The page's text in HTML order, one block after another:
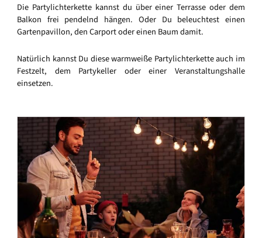
Die Partylichterkette kannst du über einer Terrasse oder dem
Balkon frei pendelnd hängen. Oder Du beleuchtest einen
Gartenpavillon, den Carport oder einen Baum damit.
Natürlich kannst Du diese warmweiße Partylichterkette auch im
Festzelt, dem Partykeller oder einer Veranstaltungshalle
einsetzen.